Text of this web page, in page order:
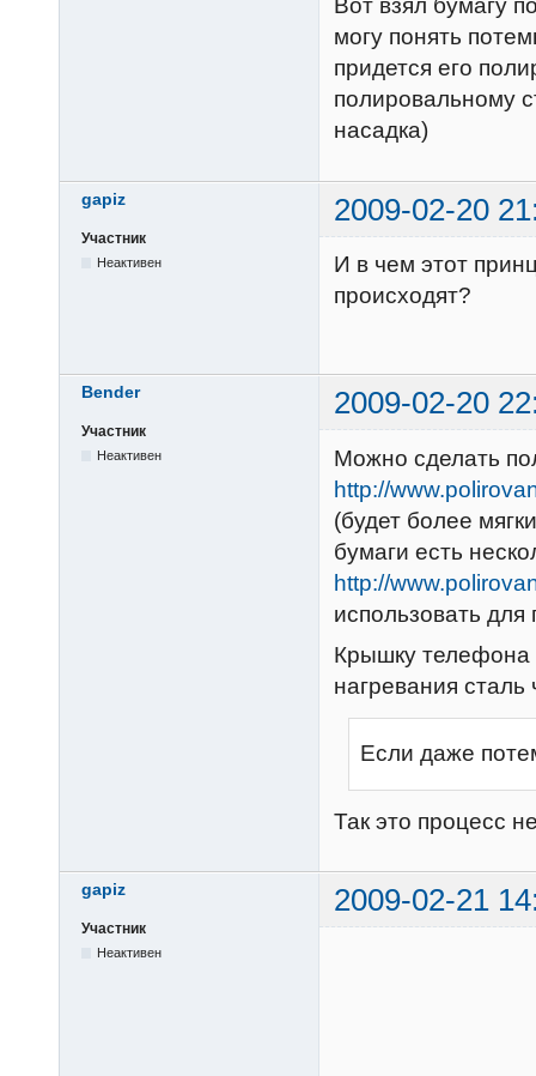
Вот взял бумагу
могу понять
придется его
полировальному
насадка)
gapiz 2009-02-20
Участник
Неактивен
И в чем этот
происходят?
Bender 2009-02-20
Участник
Неактивен
Можно сделать
http://
(будет более
бумаги есть
http://
использовать для
Крышку телефона
нагревания сталь
Если даже
Так это процесс
gapiz 2009-02-21
Участник
Неактивен